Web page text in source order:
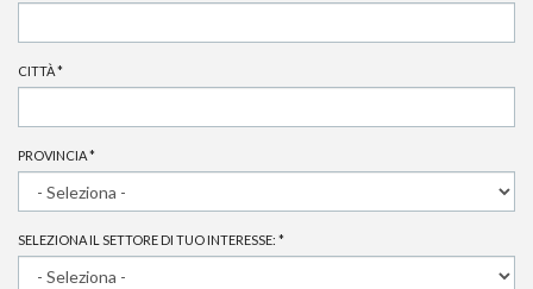
CITTÀ*
PROVINCIA*
SELEZIONA IL SETTORE DI TUO INTERESSE: *